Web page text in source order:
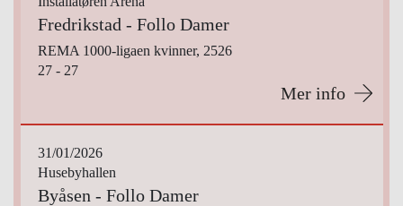
Fredrikstad - Follo Damer
REMA 1000-ligaen kvinner, 2526
27 - 27
Mer info
31/01/2026
Husebyhallen
Byåsen - Follo Damer